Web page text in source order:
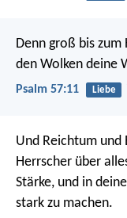
Denn groß bis
den Wolken deine
Psalm 57:11 Liebe
Und Reichtum und
Herrscher über
Stärke, und in
stark zu machen.